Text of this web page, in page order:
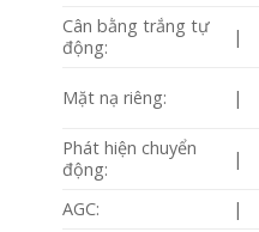
Cân bằng trắng tự
động:
|
Mặt nạ riêng: |
Phát hiện chuyển
động:
|
AGC:
|